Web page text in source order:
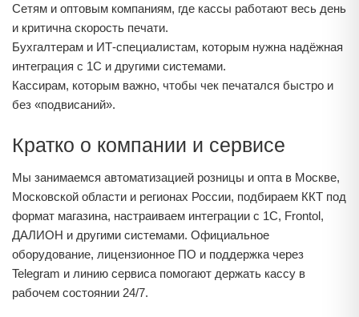
Сетям и оптовым компаниям, где кассы работают весь день
и критична скорость печати.
Бухгалтерам и ИТ-специалистам, которым нужна надёжная
интеграция с 1С и другими системами.
Кассирам, которым важно, чтобы чек печатался быстро и
без «подвисаний».
Кратко о компании и сервисе
Мы занимаемся автоматизацией розницы и опта в Москве,
Московской области и регионах России, подбираем ККТ под
формат магазина, настраиваем интеграции с 1С, Frontol,
ДАЛИОН и другими системами. Официальное
оборудование, лицензионное ПО и поддержка через
Telegram и линию сервиса помогают держать кассу в
рабочем состоянии 24/7.